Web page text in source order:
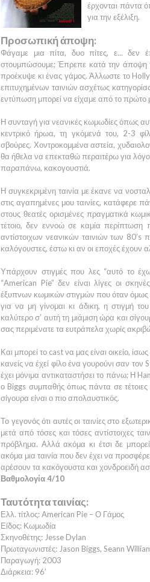
έρχονται πάντα
για την εξέλιξη.
Προσωπική άποψη:
Φάγαμε μια πίτα, δυο πίτες, ε... δεν
στουμπώσουμε; Έπρεπε κατά την
προέκυψε κι ένας γάμος. Άλλωστε το
επιτυχημένων ταινιών ασχέτως
εντύπωση μπορεί να είχαμε από το πρώτο
Η συνταγή για νεανικές κωμωδίες όπως
κεντρικό ήρωα, τη γκόμενά του, 2-3
σβούρες. Χοντροκομμένα αστεία,
θα ήθελα να επεκταθώ περαιτέρω για
παραπάνω, κακογουστιά.
Η συγκεκριμένη ταινία με έκανε να
στις αγαπημένες μου ταινίες, κατάφερε
στους θεατές ορισμένες πραγματικά
τέτοιο, δεν εννοώ σε καμία περίπτωση
αντίστοιχων νεανικών ταινιών των 80’s
καλόγουστες, έστω κι αν οι εποχές έχουν
Υπάρχουν στιγμές που λες “αυτό το
“American Pie” δεν είναι λίγες οι
έξυπνων κωμικών στιγμών που όταν όμως
για να μη γίνομαι κι άδικη, η στιγμή
καλύτερο σ’ αυτή τη μιάμιση ώρα και
σας περιμένατε τα ευτράπελα χωρίς
Και μπορεί το cast να μας είναι οικείο,
κανείς να έχεί φίλο ένα γουρούνι σαν τον
έχει μόνιμα αντικαταστήσει το πάνω; Η
ο Biggs συμπαθής όπως πάντα σε τέτοιες
σίγουρα είναι ο πιο απολαυστικός.
Το γεγονός ότι αυτές οι ταινίες στο
μετά από τόσες και τόσες αντίστοιχες
πρόβλημα. Αλλά ακόμα κι έτσι δε
ακόμα μια ταινία που δεν έχει να
αρέσουν τα κακόγουστα και χονδροειδή
Βαθμολογία 4/10
Ταυτότητα ταινίας:
Ελλ. τίτλος: American Pie – Ο Γάμος
Είδος: Κωμωδία
Σκηνοθέτης: Jesse Dylan
Πρωταγωνιστές: Jason Biggs, Seann
Παραγωγή: 2003
Διάρκεια: 96’